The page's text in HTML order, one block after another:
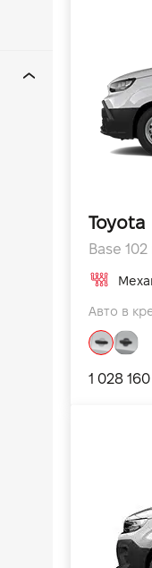
Toyota
Base 102
Авто в
1 028